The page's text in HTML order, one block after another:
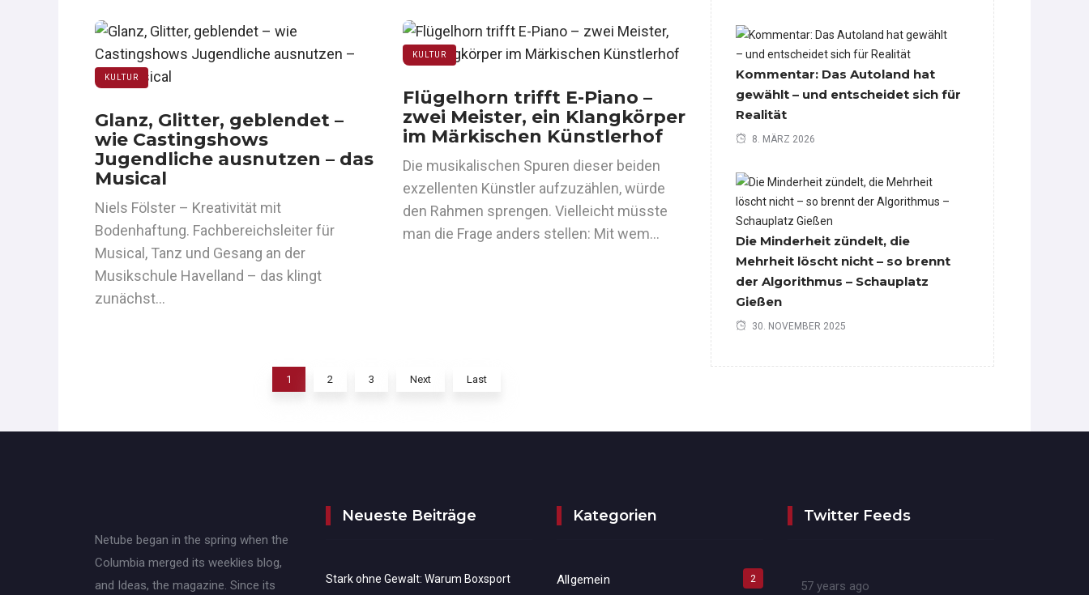
KULTUR
Glanz, Glitter, geblendet –
wie Castingshows
Jugendliche ausnutzen – das
Musical
Niels Fölster – Kreativität mit
Bodenhaftung. Fachbereichsleiter für
Musical, Tanz und Gesang an der
Musikschule Havelland – das klingt
zunächst…
KULTUR
Flügelhorn trifft E-Piano –
zwei Meister, ein Klangkörper
im Märkischen Künstlerhof
Die musikalischen Spuren dieser beiden
exzellenten Künstler aufzuzählen, würde
den Rahmen sprengen. Vielleicht müsste
man die Frage anders stellen: Mit wem…
1 2 3 Next Last
Kommentar: Das Autoland hat
gewählt – und entscheidet sich für
Realität
8. MÄRZ 2026
Die Minderheit zündelt, die
Mehrheit löscht nicht – so brennt
der Algorithmus – Schauplatz
Gießen
30. NOVEMBER 2025
Netube began in the spring when the
Columbia merged its weeklies blog,
and Ideas, the magazine. Since its
Neueste Beiträge
Stark ohne Gewalt: Warum Boxsport
Kategorien
Allgemein 2
Twitter Feeds
57 years ago